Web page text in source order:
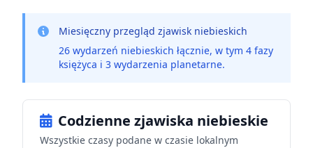
Miesięczny przegląd zjawisk niebieskich
26 wydarzeń niebieskich łącznie, w tym 4 fazy
księżyca i 3 wydarzenia planetarne.
Codzienne zjawiska niebieskie
Wszystkie czasy podane w czasie lokalnym